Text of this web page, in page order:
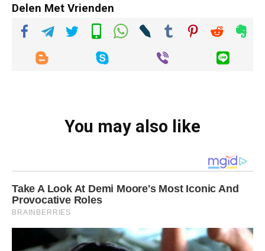
Delen Met Vrienden
You may also like